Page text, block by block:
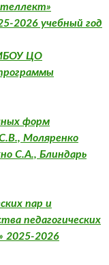
2026 учебный год
ЦО
форм
Моляренко
С.А., Блиндарь
пар и
педагогических
2025-2026